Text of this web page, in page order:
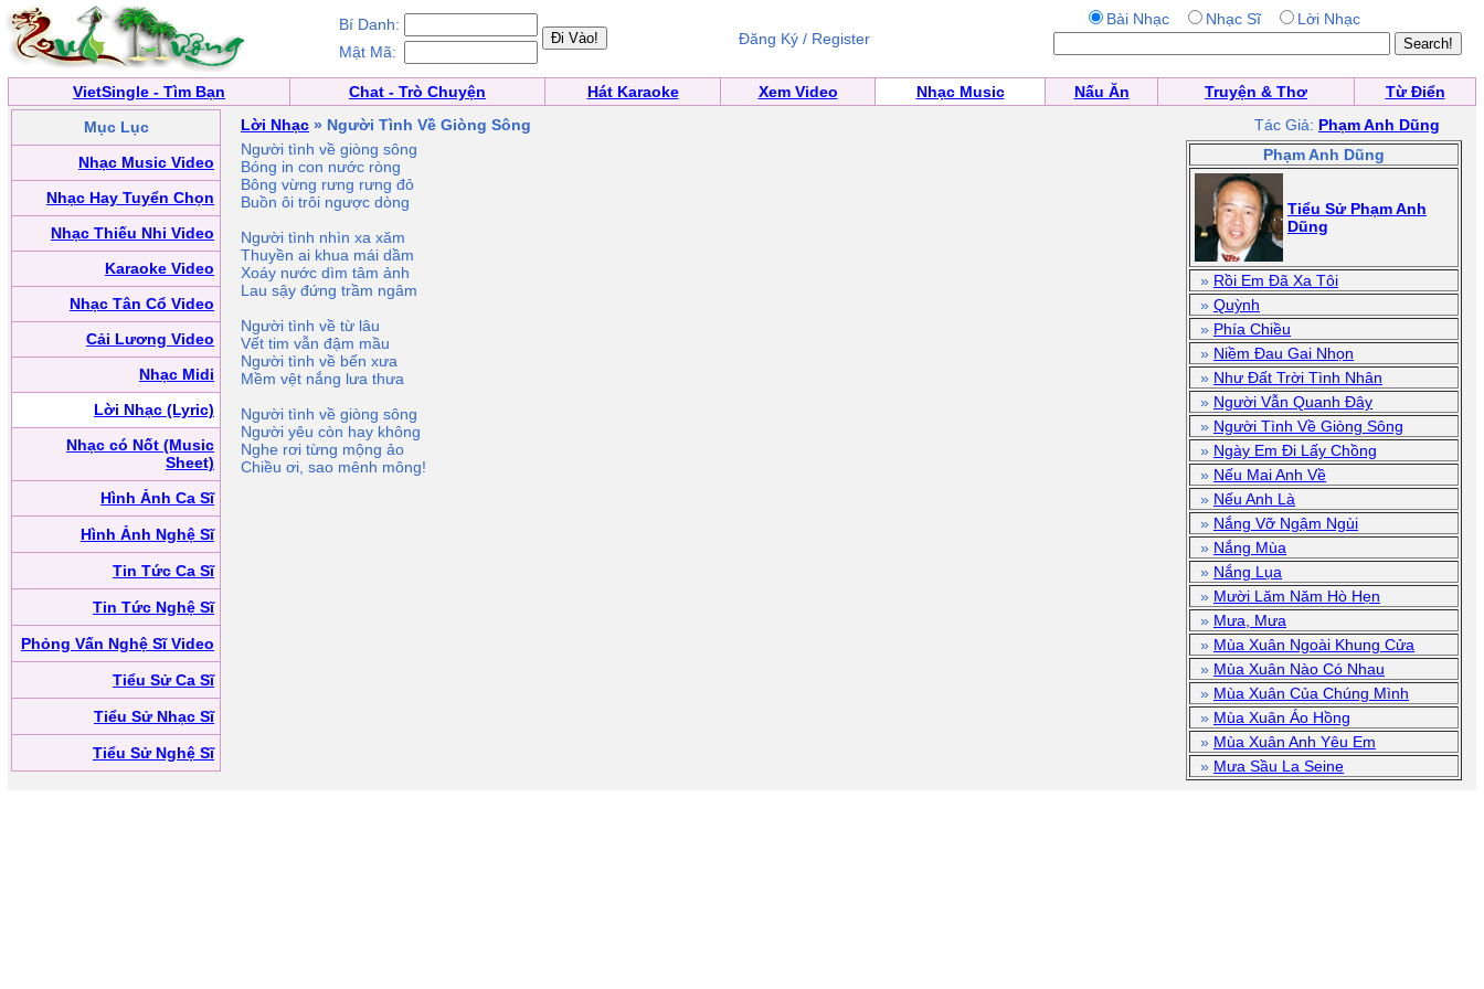
Bí Danh:
Mật Mã:
Đăng Ký / Register
Bài Nhạc Nhạc Sĩ Lời Nhạc
VietSingle - Tìm Bạn Chat - Trò Chuyện Hát Karaoke Xem Video Nhạc Music Nấu Ăn Truyện & Thơ
Từ Điển
Mục Lục
Nhạc Music Video
Nhạc Hay Tuyển Chọn
Nhạc Thiếu Nhi Video
Karaoke Video
Nhạc Tân Cổ Video
Cải Lương Video
Nhạc Midi
Lời Nhạc (Lyric)
Nhạc có Nốt (Music
Sheet)
Hình Ảnh Ca Sĩ
Hình Ảnh Nghệ Sĩ
Tin Tức Ca Sĩ
Tin Tức Nghệ Sĩ
Phỏng Vấn Nghệ Sĩ Video
Tiểu Sử Ca Sĩ
Tiểu Sử Nhạc Sĩ
Tiểu Sử Nghệ Sĩ
Lời Nhạc » Người Tình Về Giòng Sông Tác Giả: Phạm Anh Dũng
Người tình về giòng sông
Bóng in con nước ròng
Bông vừng rưng rưng đỏ
Buồn ôi trôi ngược dòng
Người tình nhìn xa xăm
Thuyền ai khua mái dầm
Xoáy nước dìm tâm ảnh
Lau sậy đứng trầm ngâm
Người tình về từ lâu
Vết tim vẫn đậm mầu
Người tình về bến xưa
Mềm vệt nắng lưa thưa
Người tình về giòng sông
Người yêu còn hay không
Nghe rơi từng mộng ảo
Chiều ơi, sao mênh mông!
Phạm Anh Dũng
Tiểu Sử Phạm Anh
Dũng
» Rồi Em Đã Xa Tôi
» Quỳnh
» Phía Chiều
» Niềm Đau Gai Nhọn
» Như Đất Trời Tình Nhân
» Người Vẫn Quanh Đây
» Người Tình Về Giòng Sông
» Ngày Em Đi Lấy Chồng
» Nếu Mai Anh Về
» Nếu Anh Là
» Nắng Vỡ Ngậm Ngùi
» Nắng Mùa
» Nắng Lụa
» Mười Lăm Năm Hò Hẹn
» Mưa, Mưa
» Mùa Xuân Ngoài Khung Cửa
» Mùa Xuân Nào Có Nhau
» Mùa Xuân Của Chúng Mình
» Mùa Xuân Áo Hồng
» Mùa Xuân Anh Yêu Em
» Mưa Sầu La Seine